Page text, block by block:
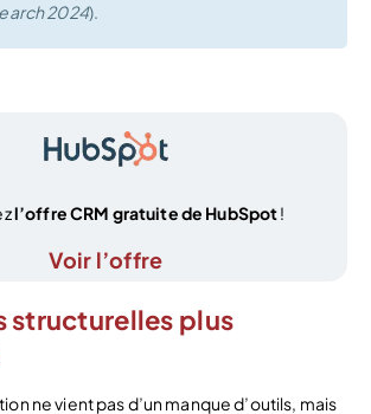
2024).
l’offre CRM gratuite de HubSpot!
Voir l’offre
structurelles plus
ne vient pas d’un manque d’outils, mais